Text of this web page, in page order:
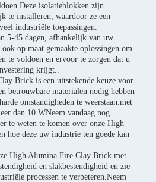
isolatieblokken zijn
te installeren, waardoor ze een
industriële toepassingen.
5-45 dagen, afhankelijk van uw
op maat gemaakte oplossingen om
te voldoen en ervoor te zorgen dat u
krijgt..
Brick is een uitstekende keuze voor
betrouwbare materialen nodig hebben
omstandigheden te weerstaan.met
dan 10 WNeem vandaag nog
te weten te komen over onze High
hoe deze uw industrie ten goede kan
High Alumina Fire Clay Brick met
en slakbestendigheid en zie
processen te verbeteren.Neem